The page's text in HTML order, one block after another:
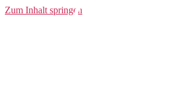
Zum Inhalt springenClassic W